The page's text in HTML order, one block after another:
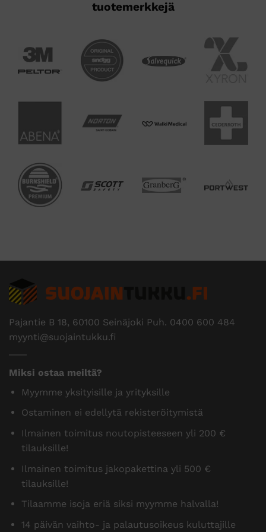
tuotemerkkejä
Pajantie B 18, 60100 Seinäjoki Puh. 0400 600 484
myynti@suojaintukku.fi
Miksi ostaa meiltä?
Myymme yksityisille ja yrityksille
Ostaminen ei edellytä rekisteröitymistä
Ilmainen toimitus noutopisteeseen yli 200 €
tilauksille!
Ilmainen toimitus jakopakettina yli 500 €
tilauksille!
Tilaamme isoja eriä siksi myymme halvalla!
14 päivän vaihto- ja palautusoikeus kuluttajille